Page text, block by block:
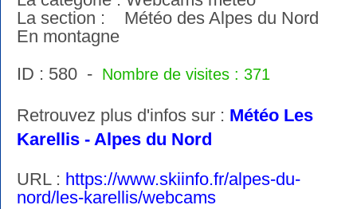
La section : Météo des Alpes du Nord
En montagne
ID : 580 - Nombre de visites : 371
Retrouvez plus d'infos sur : Météo Les
Karellis - Alpes du Nord
URL : https://www.skiinfo.fr/alpes-du-
nord/les-karellis/webcams